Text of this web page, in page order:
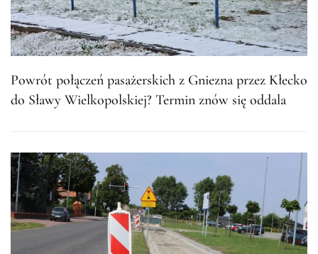
Powrót połączeń pasażerskich z Gniezna przez Kłecko
do Sławy Wielkopolskiej? Termin znów się oddala